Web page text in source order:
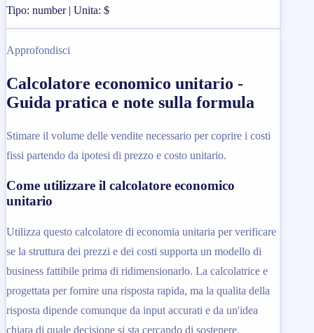
Tipo: number | Unita: $
Approfondisci
Calcolatore economico unitario -
Guida pratica e note sulla formula
Stimare il volume delle vendite necessario per coprire i costi
fissi partendo da ipotesi di prezzo e costo unitario.
Come utilizzare il calcolatore economico
unitario
Utilizza questo calcolatore di economia unitaria per verificare
se la struttura dei prezzi e dei costi supporta un modello di
business fattibile prima di ridimensionarlo. La calcolatrice e
progettata per fornire una risposta rapida, ma la qualita della
risposta dipende comunque da input accurati e da un'idea
chiara di quale decisione si sta cercando di sostenere.